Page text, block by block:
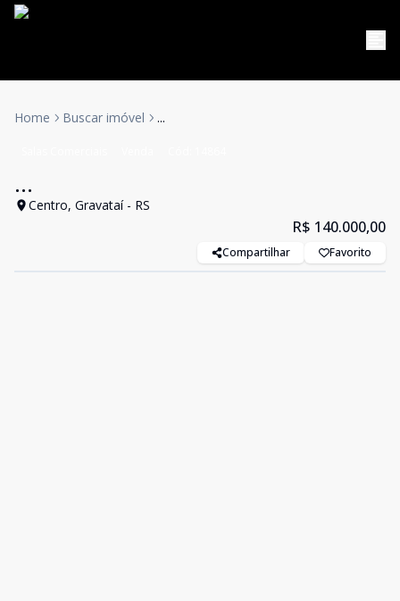
Home Buscar imóvel ...
...
Centro, Gravataí - RS
R$ 140.000,00
Compartilhar Favorito